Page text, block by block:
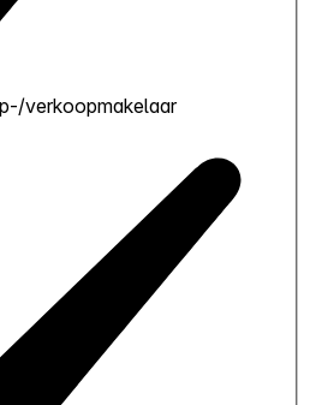
verkoopmakelaar